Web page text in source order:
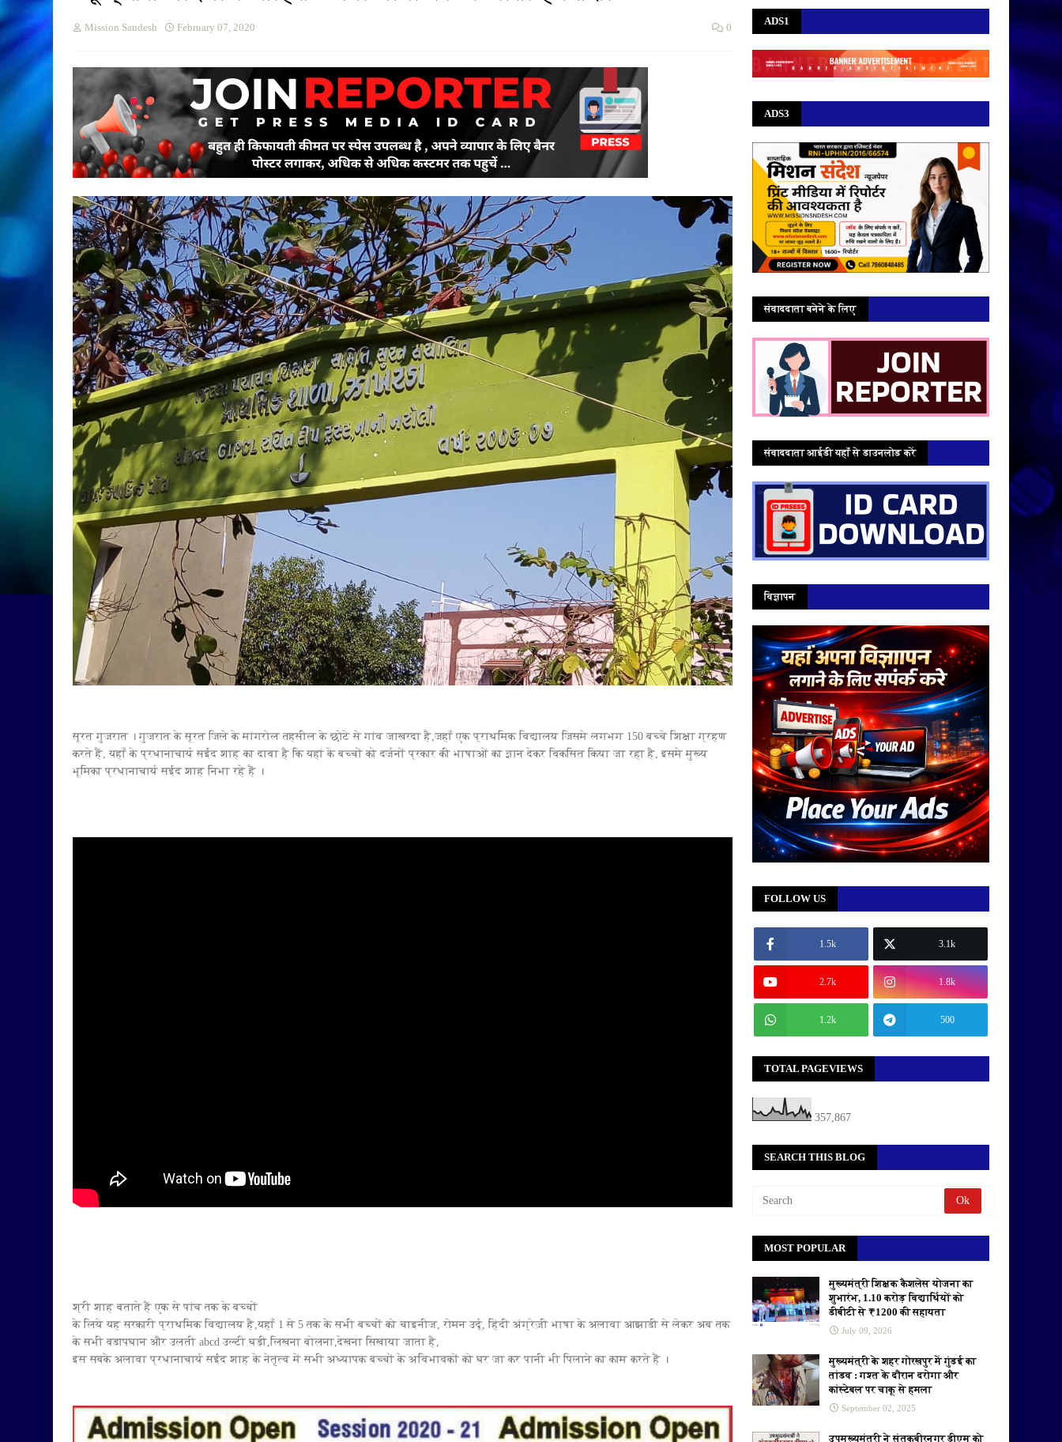
Mission Sandesh February 07, 2020 0
सूरत गुजरात । गुजरात के सूरत जिले के मांगरोल तहसील के छोटे से गांव जाखरदा है,जहाँ एक प्राथमिक विद्यालय जिसमे लगभग 150 बच्चे शिक्षा ग्रहण
करते हैं, यहाँ के प्रधानाचार्य सईद शाह का दावा है कि यहां के बच्चों को दर्जनों प्रकार की भाषाओं का ज्ञान देकर विकसित किया जा रहा है, इसमे मुख्य
भूमिका प्रधानाचार्य सईद शाह निभा रहे हैं ।
श्री शाह बताते हैं एक से पांच तक के बच्चों
के लिये यह सरकारी प्राथमिक विद्यालय है,यहाँ 1 से 5 तक के सभी बच्चों को चाइनीज, रोमन उर्दू, हिंदी अंग्रेज़ी भाषा के अलावा आझाडी से लेकर अब तक
के सभी वडापघान और उलती abcd उल्टी घड़ी,लिखना बोलना,देखना सिखाया जाता है,
इस सबके अलावा प्रधानाचार्य सईद शाह के नेतृत्व में सभी अध्यापक बच्चों के अविभावकों को घर जा कर पानी भी पिलाने का काम करते हैं ।
ADS1
ADS3
संवाददाता बनेने के लिए
संवाददाता आईडी यहाँ से डाउनलोड करें
विज्ञापन
FOLLOW US
1.5k 3.1k
2.7k 1.8k
1.2k 500
TOTAL PAGEVIEWS
357,867
SEARCH THIS BLOG
MOST POPULAR
मुख्यमंत्री शिक्षक कैशलेस योजना का
शुभारंभ, 1.10 करोड़ विद्यार्थियों को
डीबीटी से ₹1200 की सहायता
July 09, 2026
मुख्यमंत्री के शहर गोरखपुर में गुंडई का
तांडव : गश्त के दौरान दरोगा और
कांस्टेबल पर चाकू से हमला
September 02, 2025
उपमुख्यमंत्री ने संतकबीरनगर डीएम को